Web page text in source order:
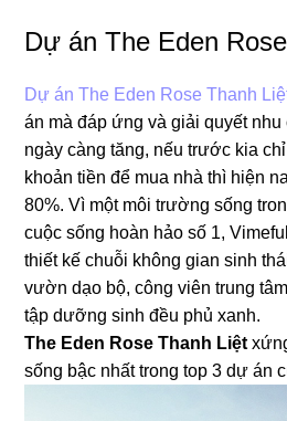
Dự án The Eden
Dự án The Eden Rose Thanh
án mà đáp ứng và giải quyết
ngày càng tăng, nếu trước kia
khoản tiền để mua nhà thì hiện
80%. Vì một môi trường sống
cuộc sống hoàn hảo số 1,
thiết kế chuỗi không gian sinh
vườn dạo bộ, công viên trung
tập dưỡng sinh đều phủ xanh.
The Eden Rose Thanh Liệt
sống bậc nhất trong top 3 dự án